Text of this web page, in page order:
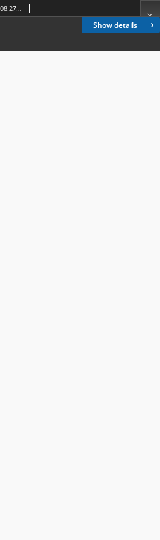
Show details
Nowy Dziennik Białostocki 1922.08.27 R.2 nr 193